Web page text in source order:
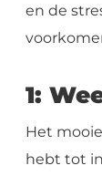
en de
1:
Het
hebt tot